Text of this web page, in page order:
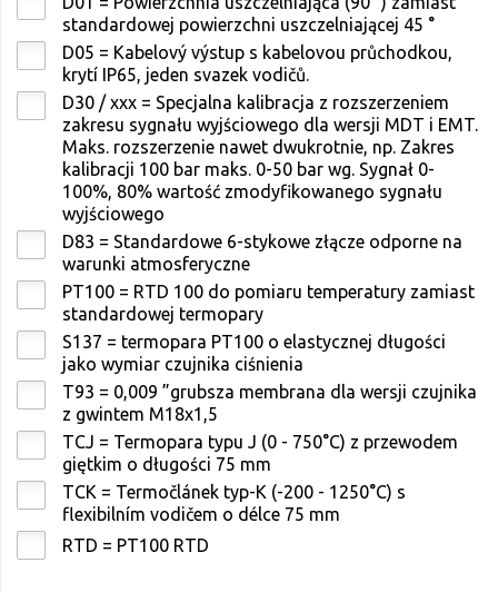
standardowej powierzchni uszczelniającej 45 °
D05 = Kabelový výstup s kabelovou průchodkou,
krytí IP65, jeden svazek vodičů.
D30 / xxx = Specjalna kalibracja z rozszerzeniem
zakresu sygnału wyjściowego dla wersji MDT i EMT.
Maks. rozszerzenie nawet dwukrotnie, np. Zakres
kalibracji 100 bar maks. 0-50 bar wg. Sygnał 0-
100%, 80% wartość zmodyfikowanego sygnału
wyjściowego
D83 = Standardowe 6-stykowe złącze odporne na
warunki atmosferyczne
PT100 = RTD 100 do pomiaru temperatury zamiast
standardowej termopary
S137 = termopara PT100 o elastycznej długości
jako wymiar czujnika ciśnienia
T93 = 0,009 ”grubsza membrana dla wersji czujnika
z gwintem M18x1,5
TCJ = Termopara typu J (0 - 750°C) z przewodem
giętkim o długości 75 mm
TCK = Termočlánek typ-K (-200 - 1250°C) s
flexibilním vodičem o délce 75 mm
RTD = PT100 RTD